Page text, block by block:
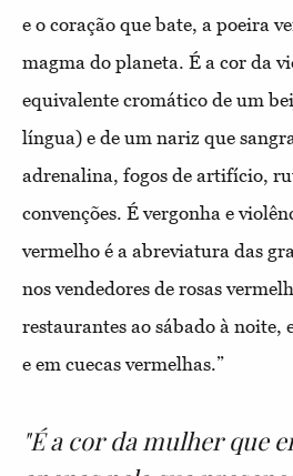
e o coração que bate, a poeira
magma do planeta. É a cor da
equivalente cromático de um
língua) e de um nariz que
adrenalina, fogos de artifício,
convenções. É vergonha e
vermelho é a abreviatura das
nos vendedores de rosas
restaurantes ao sábado à noite,
e em cuecas vermelhas.”
"É a cor da mulher que